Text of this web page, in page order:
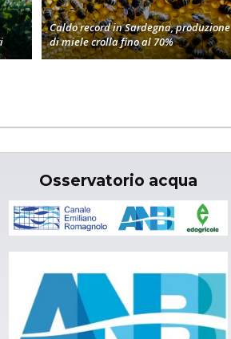
Caldo record in Sardegna, produzione
di miele crolla fino al 70%
Osservatorio acqua